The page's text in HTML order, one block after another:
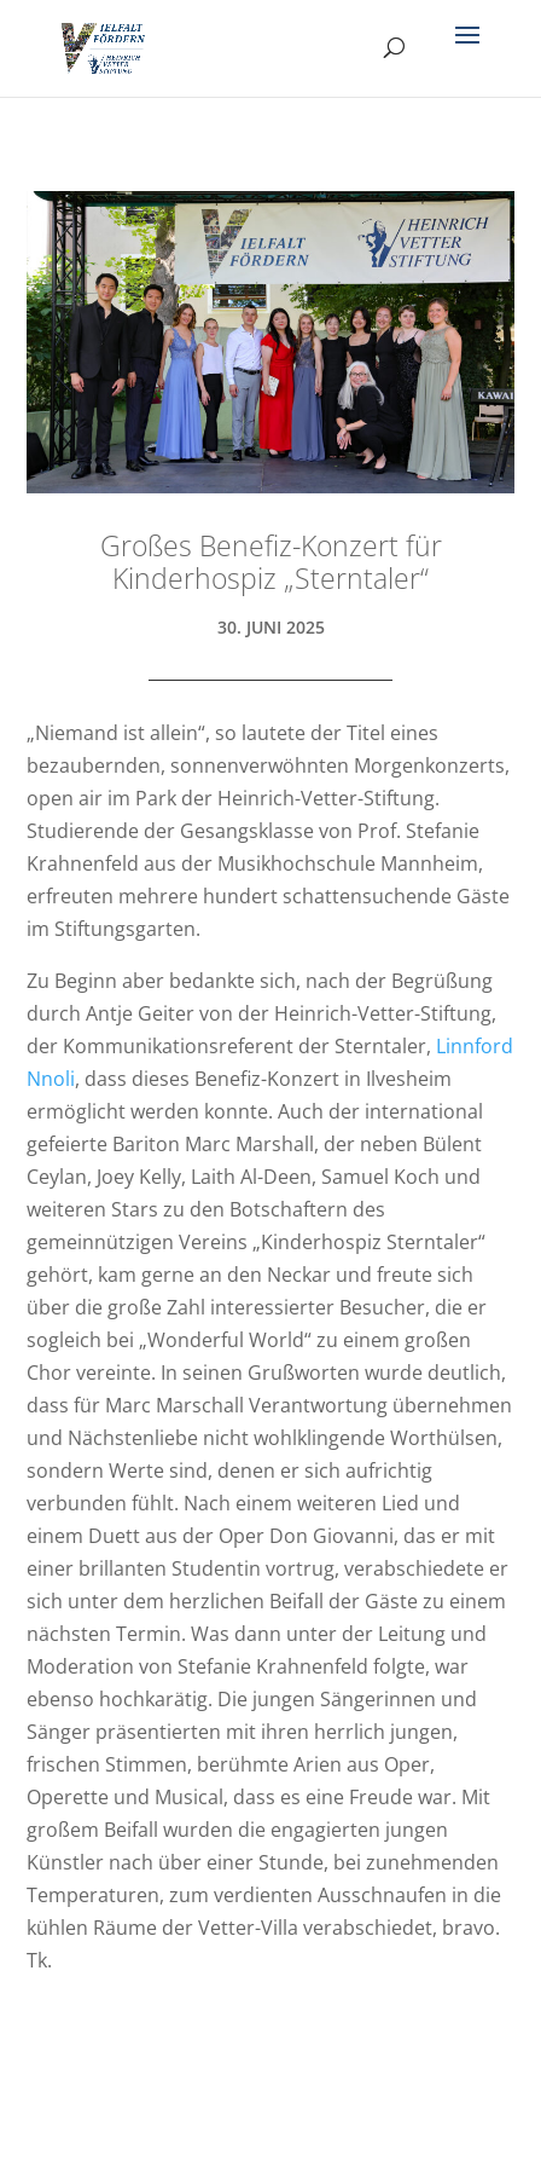
Großes Benefiz-Konzert für
Kinderhospiz „Sterntaler“
30. JUNI 2025
„Niemand ist allein“, so lautete der Titel eines
bezaubernden, sonnenverwöhnten Morgenkonzerts,
open air im Park der Heinrich-Vetter-Stiftung.
Studierende der Gesangsklasse von Prof. Stefanie
Krahnenfeld aus der Musikhochschule Mannheim,
erfreuten mehrere hundert schattensuchende Gäste
im Stiftungsgarten.
Zu Beginn aber bedankte sich, nach der Begrüßung
durch Antje Geiter von der Heinrich-Vetter-Stiftung,
der Kommunikationsreferent der Sterntaler, Linnford
Nnoli, dass dieses Benefiz-Konzert in Ilvesheim
ermöglicht werden konnte. Auch der international
gefeierte Bariton Marc Marshall, der neben Bülent
Ceylan, Joey Kelly, Laith Al-Deen, Samuel Koch und
weiteren Stars zu den Botschaftern des
gemeinnützigen Vereins „Kinderhospiz Sterntaler“
gehört, kam gerne an den Neckar und freute sich
über die große Zahl interessierter Besucher, die er
sogleich bei „Wonderful World“ zu einem großen
Chor vereinte. In seinen Grußworten wurde deutlich,
dass für Marc Marschall Verantwortung übernehmen
und Nächstenliebe nicht wohlklingende Worthülsen,
sondern Werte sind, denen er sich aufrichtig
verbunden fühlt. Nach einem weiteren Lied und
einem Duett aus der Oper Don Giovanni, das er mit
einer brillanten Studentin vortrug, verabschiedete er
sich unter dem herzlichen Beifall der Gäste zu einem
nächsten Termin. Was dann unter der Leitung und
Moderation von Stefanie Krahnenfeld folgte, war
ebenso hochkarätig. Die jungen Sängerinnen und
Sänger präsentierten mit ihren herrlich jungen,
frischen Stimmen, berühmte Arien aus Oper,
Operette und Musical, dass es eine Freude war. Mit
großem Beifall wurden die engagierten jungen
Künstler nach über einer Stunde, bei zunehmenden
Temperaturen, zum verdienten Ausschnaufen in die
kühlen Räume der Vetter-Villa verabschiedet, bravo.
Tk.